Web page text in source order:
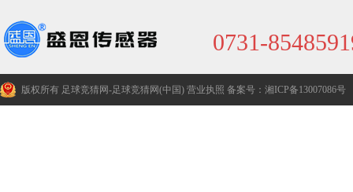
0731-
版权所有 足球竞猜网-足球竞猜网(中国) 营业执照 备案号：湘ICP备13007086号